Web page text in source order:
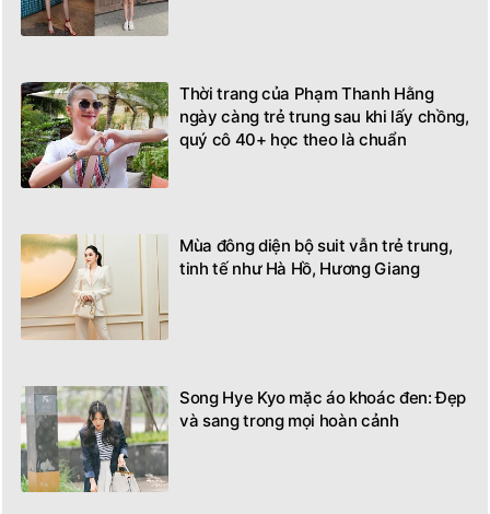
Thời trang của Phạm Thanh Hằng
ngày càng trẻ trung sau khi lấy chồng,
quý cô 40+ học theo là chuẩn
Mùa đông diện bộ suit vẫn trẻ trung,
tinh tế như Hà Hồ, Hương Giang
Song Hye Kyo mặc áo khoác đen: Đẹp
và sang trong mọi hoàn cảnh